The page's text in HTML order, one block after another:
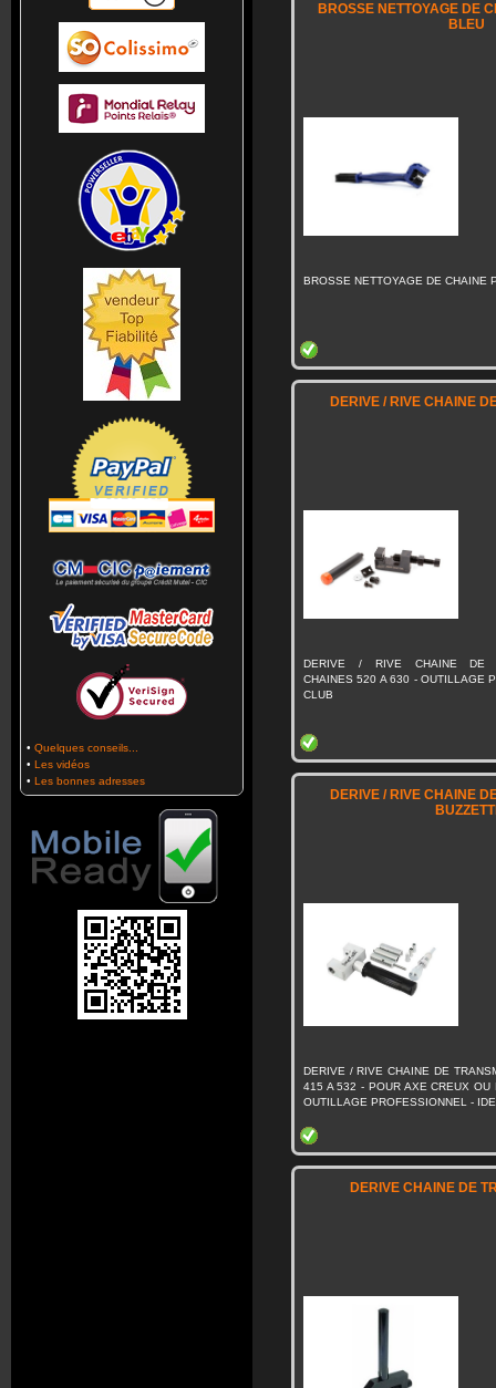
• Quelques conseils...
• Les vidéos
• Les bonnes adresses
BROSSE NETTOYAGE DE
BLEU
BROSSE NETTOYAGE DE CHAINE
DERIVE / RIVE CHAINE
DERIVE / RIVE CHAINE DE
CHAINES 520 A 630 - OUTILLAGE
CLUB
DERIVE / RIVE CHAINE
DERIVE / RIVE CHAINE DE
415 A 532 - POUR AXE CREUX
OUTILLAGE PROFESSIONNEL -
DERIVE CHAINE DE